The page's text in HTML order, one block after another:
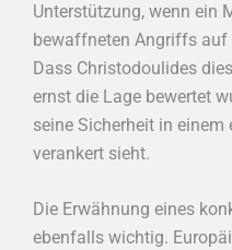
Unterstützung, wenn ein
bewaffneten Angriffs auf
Dass Christodoulides
ernst die Lage bewertet
seine Sicherheit in einem
verankert sieht.
Die Erwähnung eines
ebenfalls wichtig.